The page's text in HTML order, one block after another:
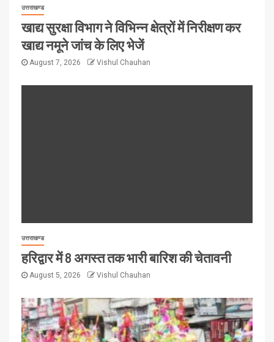
उत्तराखण्ड
खाद्य सुरक्षा विभाग ने विभिन्न क्षेत्रों में निरीक्षण कर
खाद्य नमूने जांच के लिए भेजें
August 7, 2026 Vishul Chauhan
उत्तराखण्ड
हरिद्वार में 8 अगस्त तक भारी बारिश की चेतावनी
August 5, 2026 Vishul Chauhan